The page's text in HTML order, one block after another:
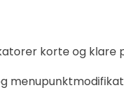
korte og klare